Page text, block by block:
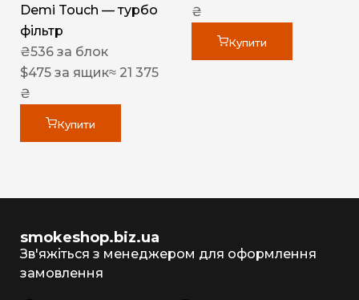
Demi Touch — турбо
фільтр
₴536 за блок
$475 за ящик≈ 21 375
₴
Купити
₴
Купити
smokeshop.biz.ua
Зв'яжіться з менеджером для оформлення
замовлення